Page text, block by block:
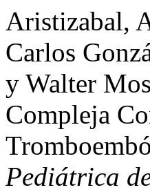
Aristizabal,
Carlos
y Walter
Compleja
Pediátrica